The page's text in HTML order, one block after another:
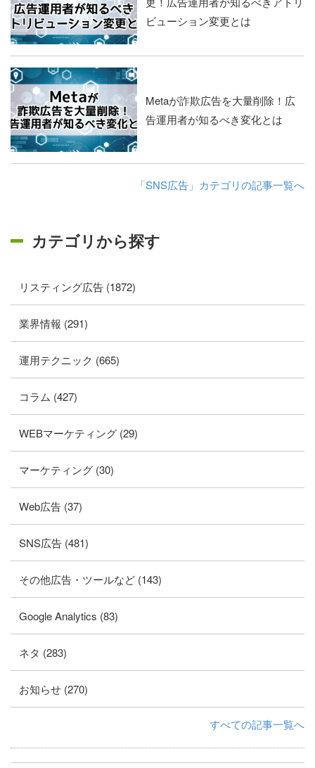
ビューション変更とは
Metaが詐欺広告を大量削除！広
告運用者が知るべき変化とは
「SNS広告」カテゴリの記事一覧へ
カテゴリから探す
リスティング広告 (1872)
業界情報 (291)
運用テクニック (665)
コラム (427)
WEBマーケティング (29)
マーケティング (30)
Web広告 (37)
SNS広告 (481)
その他広告・ツールなど (143)
Google Analytics (83)
ネタ (283)
お知らせ (270)
すべての記事一覧へ